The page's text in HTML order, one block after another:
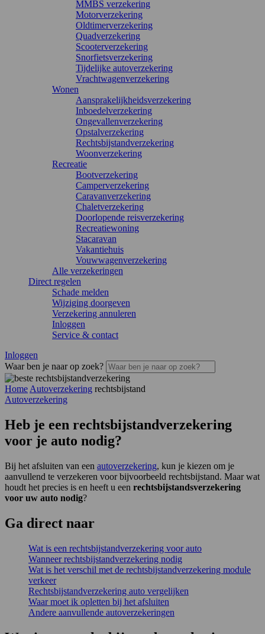
MMBS verzekering
Motorverzekering
Oldtimerverzekering
Quadverzekering
Scooterverzekering
Snorfietsverzekering
Tijdelijke autoverzekering
Vrachtwagenverzekering
Wonen
Aansprakelijkheidsverzekering
Inboedelverzekering
Ongevallenverzekering
Opstalverzekering
Rechtsbijstandverzekering
Woonverzekering
Recreatie
Bootverzekering
Camperverzekering
Caravanverzekering
Chaletverzekering
Doorlopende reisverzekering
Recreatiewoning
Stacaravan
Vakantiehuis
Vouwwagenverzekering
Alle verzekeringen
Direct regelen
Schade melden
Wijziging doorgeven
Verzekering annuleren
Inloggen
Service & contact
Inloggen
Waar ben je naar op zoek?
Home Autoverzekering rechtsbijstand
Autoverzekering
Heb je een rechtsbijstandverzekering
voor je auto nodig?
Bij het afsluiten van een autoverzekering, kun je kiezen om je
aanvullend te verzekeren voor bijvoorbeeld rechtsbijstand. Maar wat
houdt het precies is en heeft u een rechtsbijstandsverzekering
voor uw auto nodig?
Ga direct naar
Wat is een rechtsbijstandverzekering voor auto
Wanneer rechtsbijstandverzekering nodig
Wat is het verschil met de rechtsbijstandverzekering module
verkeer
Rechtsbijstandverzekering auto vergelijken
Waar moet ik opletten bij het afsluiten
Andere aanvullende autoverzekeringen